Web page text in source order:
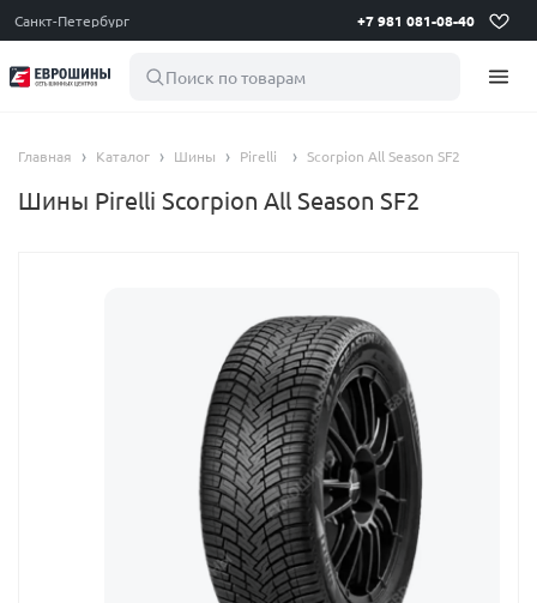
Санкт-Петербург +7 981 081-08-40
Поиск по товарам
Главная Каталог Шины Pirelli Scorpion All Season SF2
Шины Pirelli Scorpion All Season SF2